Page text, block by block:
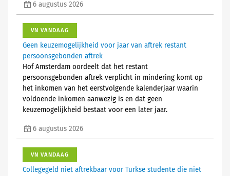
6 augustus 2026
VN VANDAAG
Geen keuzemogelijkheid voor jaar van aftrek restant
persoonsgebonden aftrek
Hof Amsterdam oordeelt dat het restant
persoonsgebonden aftrek verplicht in mindering komt op
het inkomen van het eerstvolgende kalenderjaar waarin
voldoende inkomen aanwezig is en dat geen
keuzemogelijkheid bestaat voor een later jaar.
6 augustus 2026
VN VANDAAG
Collegegeld niet aftrekbaar voor Turkse studente die niet